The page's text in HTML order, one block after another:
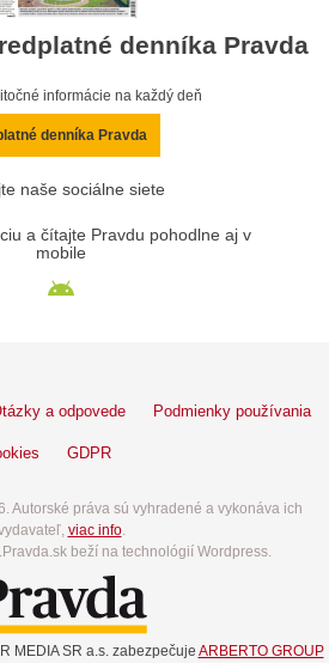
denníka Pravda
informácie na každý deň
denníka Pravda
naše sociálne siete
a čítajte Pravdu pohodlne aj v
mobile
a odpovede Podmienky používania
GDPR
Autorské práva sú vyhradené a vykonáva ich
viac info.
beží na technológií Wordpress.
MEDIA SR a.s. zabezpečuje ARBERTO GROUP